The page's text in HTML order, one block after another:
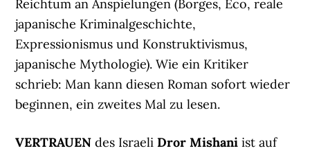
Reichtum an Anspielungen (Borges, Eco, reale
japanische Kriminalgeschichte,
Expressionismus und Konstruktivismus,
japanische Mythologie). Wie ein Kritiker
schrieb: Man kann diesen Roman sofort wieder
beginnen, ein zweites Mal zu lesen.
VERTRAUEN des Israeli Dror Mishani ist auf